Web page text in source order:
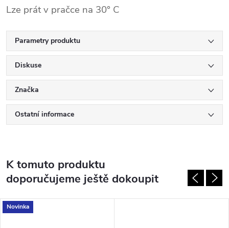
Lze prát v pračce na 30° C
Parametry produktu
Diskuse
Značka
Ostatní informace
K tomuto produktu
doporučujeme ještě dokoupit
Novinka